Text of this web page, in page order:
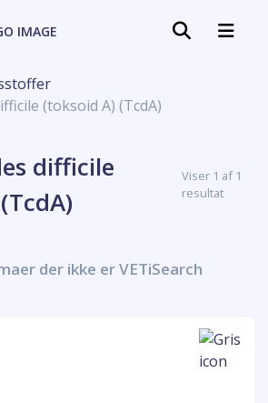
(toksoid A) (TcdA)
difficile
Viser 1 af 1
resultat
der ikke er VETiSearch